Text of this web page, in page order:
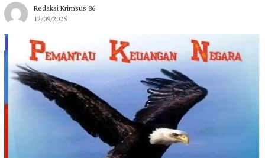
Redaksi Krimsus 86
12/09/2025